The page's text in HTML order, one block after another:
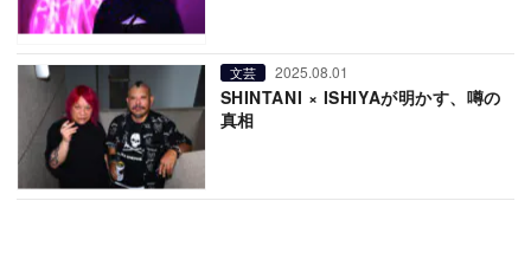
文芸 2025.08.01
SHINTANI × ISHIYAが明かす、噂の
真相